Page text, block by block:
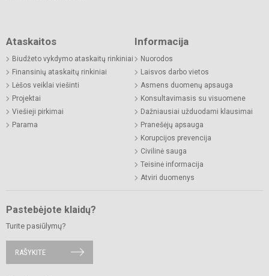
Ataskaitos
Biudžeto vykdymo ataskaitų rinkiniai
Finansinių ataskaitų rinkiniai
Lėšos veiklai viešinti
Projektai
Viešieji pirkimai
Parama
Informacija
Nuorodos
Laisvos darbo vietos
Asmens duomenų apsauga
Konsultavimasis su visuomene
Dažniausiai užduodami klausimai
Pranešėjų apsauga
Korupcijos prevencija
Civilinė sauga
Teisinė informacija
Atviri duomenys
Pastebėjote klaidų?
Turite pasiūlymų?
RAŠYKITE